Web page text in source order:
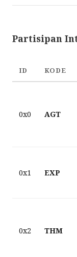
Partisipan
ID KODE
0x0 AGT
0x1 EXP
0x2 THM